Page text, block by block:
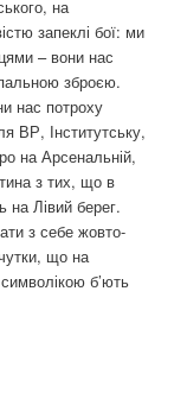
на
запеклі бої: ми
– вони нас
зброєю.
нас потроху
ВР, Інститутську,
на Арсенальній,
з тих, що в
на Лівий берег.
з себе жовто-
що на
б’ють